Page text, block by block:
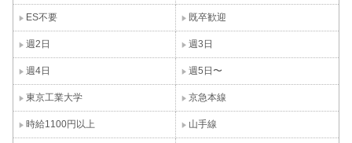
ES不要 既卒歓迎
週2日 週3日
週4日 週5日〜
東京工業大学 京急本線
時給1100円以上 山手線